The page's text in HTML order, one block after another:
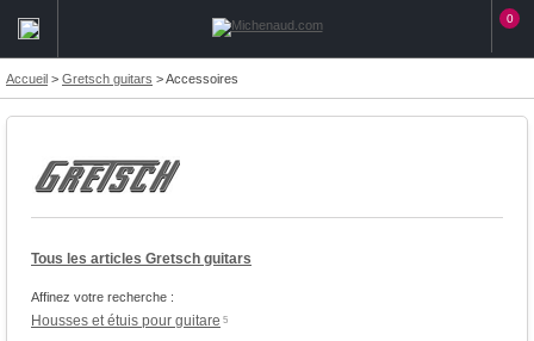
0
Accueil > Gretsch guitars >Accessoires
Tous les articles Gretsch guitars
Affinez votre recherche :
Housses et étuis pour guitare 5